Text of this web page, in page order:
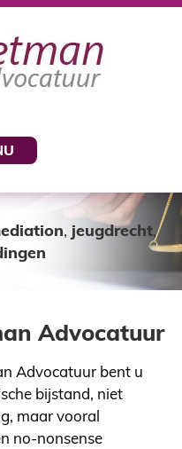
, jeugdrecht,
Advocatuur
Advocatuur bent u
bijstand, niet
maar vooral
no-nonsense